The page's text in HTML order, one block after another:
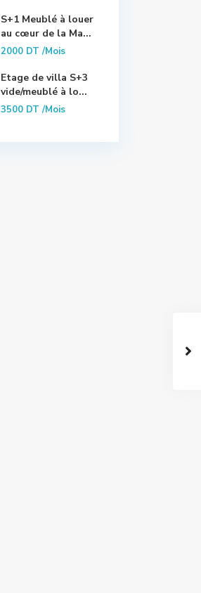
S+1 Meublé à louer
au cœur de la Ma...
2000 DT/Mois
Etage de villa S+3
vide/meublé à lo...
3500 DT/Mois